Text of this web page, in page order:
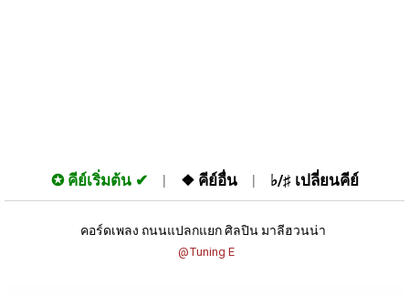
✪ คีย์เริ่มต้น ❖ คีย์อื่น ♭/♯ เปลี่ยนคีย์
คอร์ดเพลง ถนนแปลกแยก ศิลปิน มาลีฮวนน่า
@Tuning E